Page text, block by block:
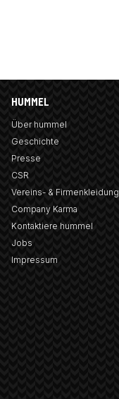
HUMMEL
Über hummel
Geschichte
Presse
CSR
Vereins- & Firmenkleidung
Company Karma
Kontaktiere hummel
Jobs
Impressum